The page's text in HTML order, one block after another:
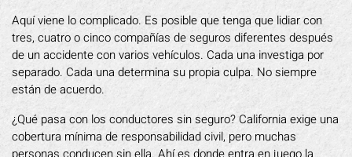
Aquí viene lo complicado. Es posible que tenga que lidiar con
tres, cuatro o cinco compañías de seguros diferentes después
de un accidente con varios vehículos. Cada una investiga por
separado. Cada una determina su propia culpa. No siempre
están de acuerdo.
¿Qué pasa con los conductores sin seguro? California exige una
cobertura mínima de responsabilidad civil, pero muchas